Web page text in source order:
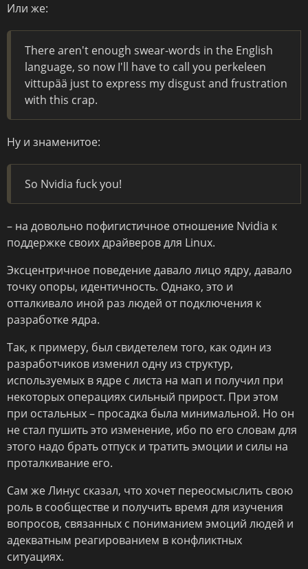
Или же:
There aren't enough swear-words in the English
language, so now I'll have to call you perkeleen
vittupää just to express my disgust and frustration
with this crap.
Ну и знаменитое:
So Nvidia fuck you!
– на довольно пофигистичное отношение Nvidia к
поддержке своих драйверов для Linux.
Эксцентричное поведение давало лицо ядру, давало
точку опоры, идентичность. Однако, это и
отталкивало иной раз людей от подключения к
разработке ядра.
Так, к примеру, был свидетелем того, как один из
разработчиков изменил одну из структур,
используемых в ядре с листа на мап и получил при
некоторых операциях сильный прирост. При этом
при остальных – просадка была минимальной. Но он
не стал пушить это изменение, ибо по его словам для
этого надо брать отпуск и тратить эмоции и силы на
проталкивание его.
Сам же Линус сказал, что хочет переосмыслить свою
роль в сообществе и получить время для изучения
вопросов, связанных с пониманием эмоций людей и
адекватным реагированием в конфликтных
ситуациях.